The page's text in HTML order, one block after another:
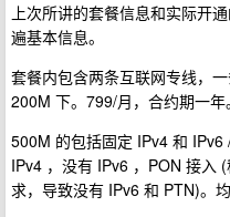
上次所讲的套餐信息和实际开
遍基本信息。
套餐内包含两条互联网专线，
200M 下。799/月，合约期一年。
500M 的包括固定 IPv4 和
IPv4 ，没有 IPv6 ，PON 接入
求，导致没有 IPv6 和 PTN)。